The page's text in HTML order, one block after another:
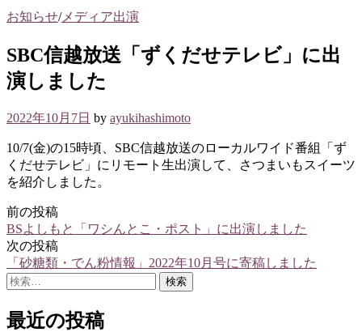
お知らせ/メディア出演
SBC信越放送「ずくだせテレビ」に出
演しました
2022年10月7日 by ayukihashimoto
10/7(金)の15時頃、SBC信越放送のローカルワイド番組「ず
くだせテレビ」にリモート生出演して、さつまいもスイーツ
を紹介しました。
投
稿
ナ
ビ
ゲ
前の投稿
BSよしもと「ワシんとこ・ポスト」に出演しました
次の投稿
「砂糖類・でん粉情報」2022年10月号に寄稿しました
検
最近の投稿